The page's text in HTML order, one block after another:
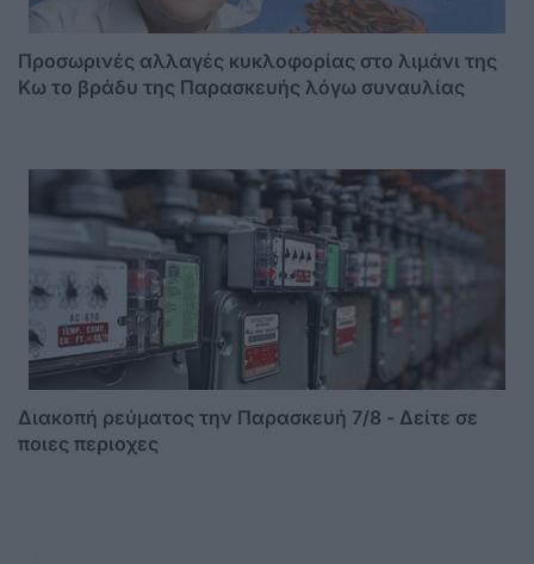
Προσωρινές αλλαγές κυκλοφορίας στο λιμάνι της
Κω το βράδυ της Παρασκευής λόγω συναυλίας
Διακοπή ρεύματος την Παρασκευή 7/8 - Δείτε σε
ποιες περιοχες